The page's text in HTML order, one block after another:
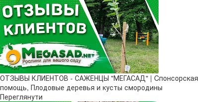
ОТЗЫВЫ КЛИЕНТОВ - САЖЕНЦЫ "МЕГАСАД" | Cпонсорская
помощь, Плодовые деревья и кусты смородины
Переглянути